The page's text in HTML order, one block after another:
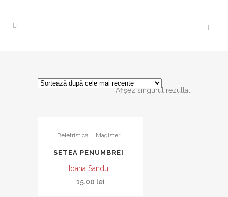
Afișez singurul rezultat
Beletristică Magister
SETEA PENUMBREI
Ioana Sandu
15.00 lei